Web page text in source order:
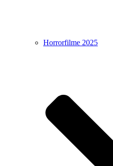
Horrorfilme 2025